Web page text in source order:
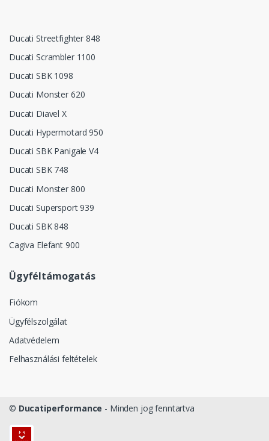
Ducati Streetfighter 848
Ducati Scrambler 1100
Ducati SBK 1098
Ducati Monster 620
Ducati Diavel X
Ducati Hypermotard 950
Ducati SBK Panigale V4
Ducati SBK 748
Ducati Monster 800
Ducati Supersport 939
Ducati SBK 848
Cagiva Elefant 900
Ügyféltámogatás
Fiókom
Ügyfélszolgálat
Adatvédelem
Felhasználási feltételek
© Ducatiperformance - Minden jog fenntartva